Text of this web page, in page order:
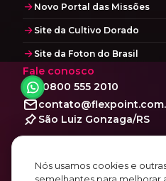
Novo Portal das Missões
Site da Cultivo Dorado
Site da Foton do Brasil
Fale conosco
0800 555 2010
São Luiz Gonzaga/RS
Facebook
Nós usamos cookies e